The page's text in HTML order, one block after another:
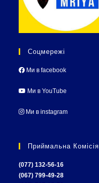
Соцмережі
Ми в facebook
Ми в YouTube
Ми в instagram
Приймальна Комісія
(077) 132-56-16
(067) 799-49-28